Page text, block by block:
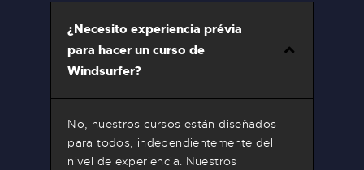
¿Necesito experiencia prévia
para hacer un curso de
Windsurfer?
No, nuestros cursos están diseñados
para todos, independientemente del
nivel de experiencia. Nuestros